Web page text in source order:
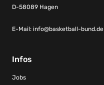
D-58089 Hagen
E-Mail: info@basketball-bund.de
Infos
Jobs